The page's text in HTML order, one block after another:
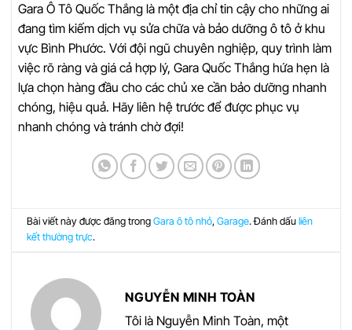
Gara Ô Tô Quốc Thắng là một địa chỉ tin cậy cho những ai
đang tìm kiếm dịch vụ sửa chữa và bảo dưỡng ô tô ở khu
vực Bình Phước. Với đội ngũ chuyên nghiệp, quy trình làm
việc rõ ràng và giá cả hợp lý, Gara Quốc Thắng hứa hẹn là
lựa chọn hàng đầu cho các chủ xe cần bảo dưỡng nhanh
chóng, hiệu quả. Hãy liên hệ trước để được phục vụ
nhanh chóng và tránh chờ đợi!
Bài viết này được đăng trongGara ô tô nhỏ,Garage. Đánh dấuliên
kết thường trực.
NGUYỄN MINH TOÀN
Tôi là Nguyễn Minh Toàn, một